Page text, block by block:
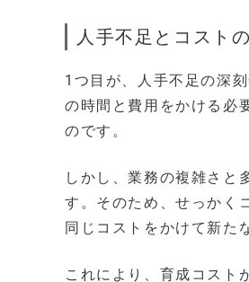
人手不足とコスト
1つ目が、人手不足の深
の時間と費用をかける必
のです。
しかし、業務の複雑さと
す。そのため、せっかく
同じコストをかけて新た
これにより、育成コスト